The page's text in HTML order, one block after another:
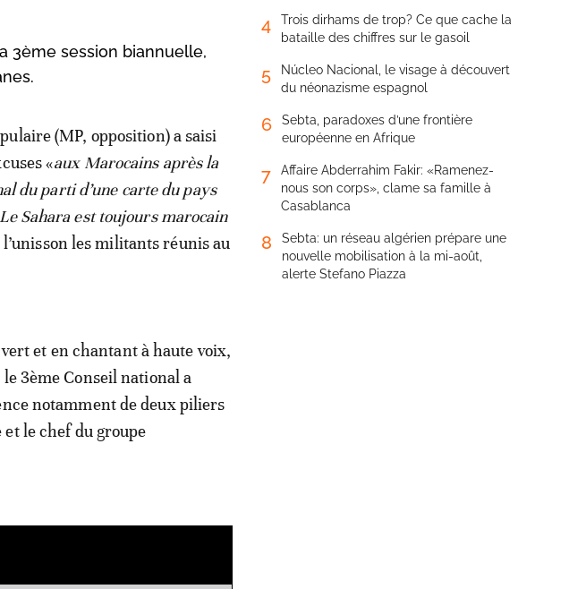
3ème session biannuelle,
(MP, opposition) a saisi
«aux Marocains après la
du parti d’une carte du pays
Le Sahara est toujours marocain
les militants réunis au
et en chantant à haute voix,
3ème Conseil national a
notamment de deux piliers
le chef du groupe
4
Trois dirhams de trop? Ce que cache la
bataille des chiffres sur le gasoil
5
Núcleo Nacional, le visage à découvert
du néonazisme espagnol
6
Sebta, paradoxes d’une frontière
européenne en Afrique
7
Affaire Abderrahim Fakir: «Ramenez-
nous son corps», clame sa famille à
Casablanca
8
Sebta: un réseau algérien prépare une
nouvelle mobilisation à la mi-août,
alerte Stefano Piazza